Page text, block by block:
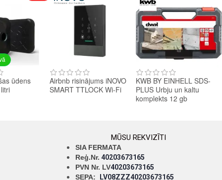
ūdens
Airbnb risinājums iNOVO
SMART TTLOCK Wi-Fi
KWB BY EINHELL SDS-
PLUS Urbju un kaltu
komplekts 12 gb
MŪSU REKVIZĪTI
SIA FERMATA
Reģ.Nr. 40203673165
PVN Nr. LV40203673165
SEPA:
LV08ZZZ40203673165